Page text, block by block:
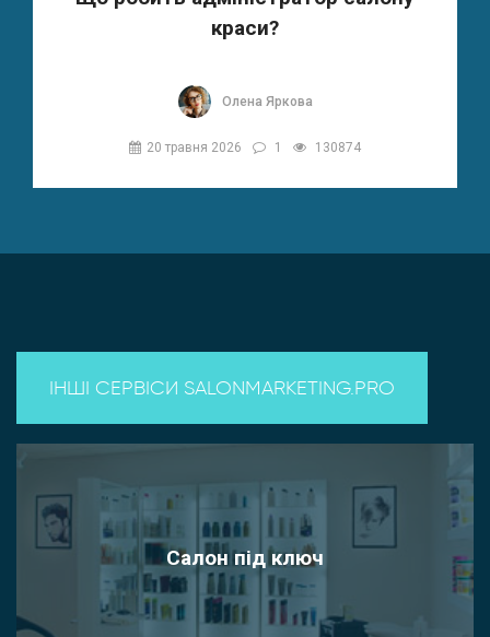
краси?
Олена Яркова
20 травня 2026 1 130874
ІНШІ СЕРВІСИ SALONMARKETING.PRO
Салон під ключ